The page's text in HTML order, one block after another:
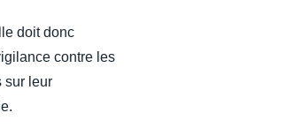
doit donc
contre les
sur leur